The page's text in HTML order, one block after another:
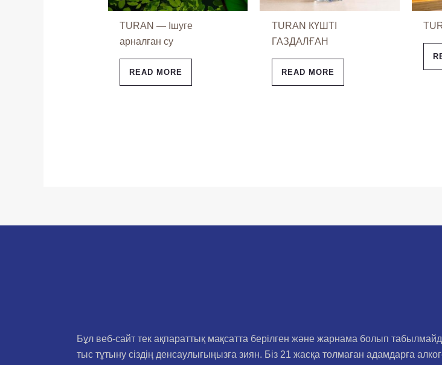
TURAN — Ішуге
арналған су
READ MORE
TURAN КҮШТІ
ГАЗДАЛҒАН
READ MORE
Бұл веб-сайт тек ақпараттық мақсатта берілген және жарнама болып
тыс тұтыну сіздің денсаулығыңызға зиян. Біз 21 жасқа толмаған адамдарға